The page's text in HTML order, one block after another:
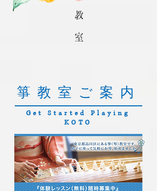
箏教室ご案内
​Get Started Playing
KOTO